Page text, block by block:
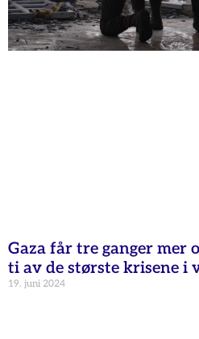
Gaza får tre ganger mer
ti av de største krisene i
19. juni 2024